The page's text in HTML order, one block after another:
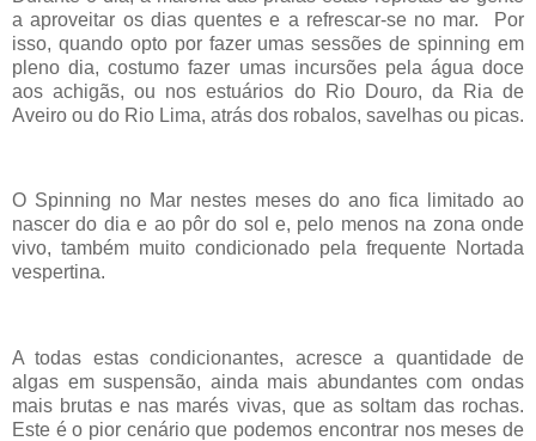
a aproveitar os dias quentes e a refrescar-se no mar. Por
isso, quando opto por fazer umas sessões de spinning em
pleno dia, costumo fazer umas incursões pela água doce
aos achigãs, ou nos estuários do Rio Douro, da Ria de
Aveiro ou do Rio Lima, atrás dos robalos, savelhas ou picas.
O Spinning no Mar nestes meses do ano fica limitado ao
nascer do dia e ao pôr do sol e, pelo menos na zona onde
vivo, também muito condicionado pela frequente Nortada
vespertina.
A todas estas condicionantes, acresce a quantidade de
algas em suspensão, ainda mais abundantes com ondas
mais brutas e nas marés vivas, que as soltam das rochas.
Este é o pior cenário que podemos encontrar nos meses de